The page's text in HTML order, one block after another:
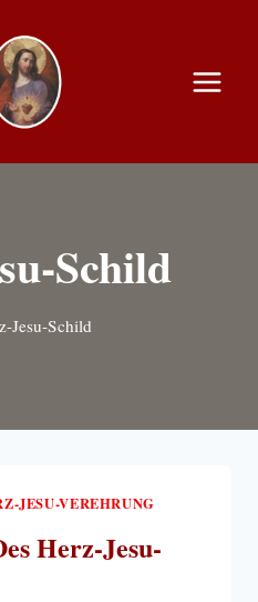
Schild
Jesu-Schild
JESU-VEREHRUNG
Herz-Jesu-